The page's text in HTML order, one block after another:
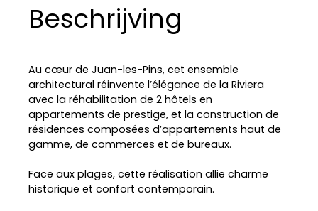
Beschrijving
Au cœur de Juan-les-Pins, cet ensemble
architectural réinvente l’élégance de la Riviera
avec la réhabilitation de 2 hôtels en
appartements de prestige, et la construction de
résidences composées d’appartements haut de
gamme, de commerces et de bureaux.
Face aux plages, cette réalisation allie charme
historique et confort contemporain.